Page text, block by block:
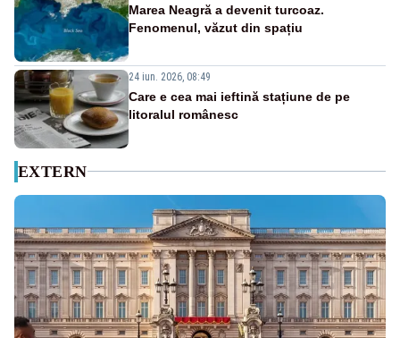
Marea Neagră a devenit turcoaz.
Fenomenul, văzut din spațiu
24 iun. 2026, 08:49
Care e cea mai ieftină stațiune de pe
litoralul românesc
EXTERN